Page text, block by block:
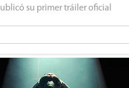
su primer tráiler oficial